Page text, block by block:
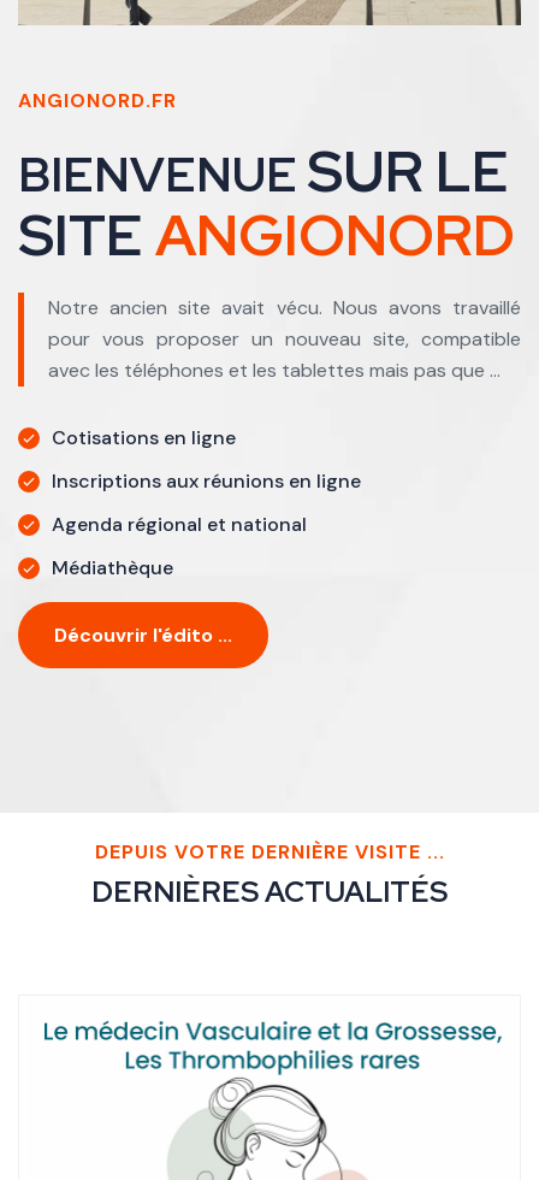
ANGIONORD.FR
BIENVENUE SUR LE
SITEANGIONORD
Notre ancien site avait vécu. Nous avons travaillé
pour vous proposer un nouveau site, compatible
avec les téléphones et les tablettes mais pas que ...
Cotisations en ligne
Inscriptions aux réunions en ligne
Agenda régional et national
Médiathèque
Découvrir l'édito ...
DEPUIS VOTRE DERNIÈRE VISITE ...
DERNIÈRES ACTUALITÉS